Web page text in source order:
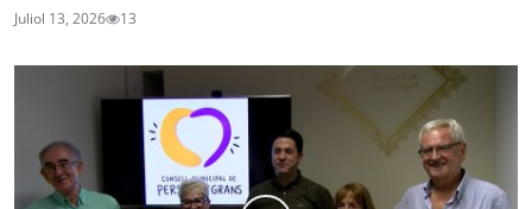
Juliol 13, 2026 13